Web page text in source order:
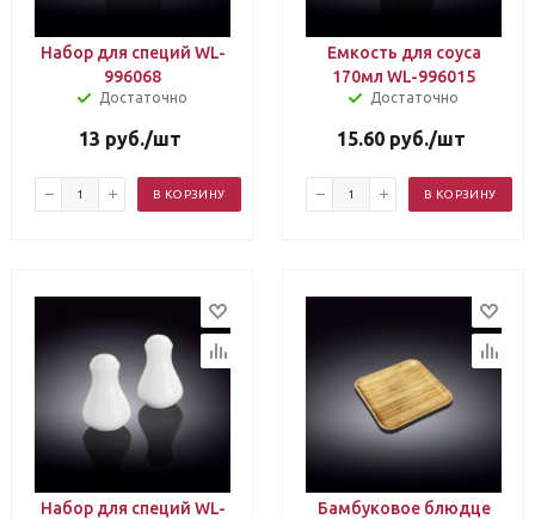
Набор для специй WL-
996068
Достаточно
13 руб./шт
В КОРЗИНУ
Емкость для соуса
170мл WL-996015
Достаточно
15.60 руб./шт
В КОРЗИНУ
Набор для специй WL-
Бамбуковое блюдце